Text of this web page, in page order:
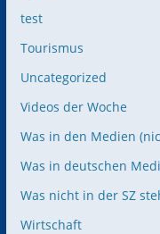
test
Tourismus
Uncategorized
Videos der Woche
Was in den Medien
Was in deutschen
Was nicht in der SZ
Wirtschaft